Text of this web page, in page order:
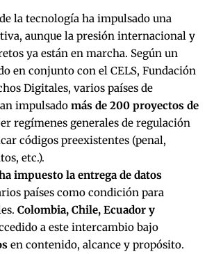
la tecnología ha impulsado una
aunque la presión internacional y
ya están en marcha. Según un
en conjunto con el CELS, Fundación
Digitales, varios países de
impulsado más de 200 proyectos de
regímenes generales de regulación
códigos preexistentes (penal,
etc.).
impuesto la entrega de datos
países como condición para
. Colombia, Chile, Ecuador y
a este intercambio bajo
en contenido, alcance y propósito.